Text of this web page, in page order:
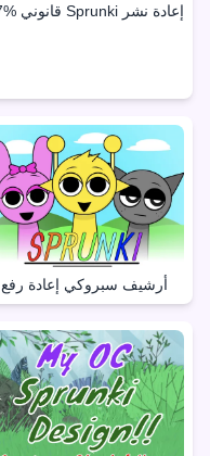
97% قانوني Sprunki إعادة نشر
أرشيف سبروكي إعادة رفع